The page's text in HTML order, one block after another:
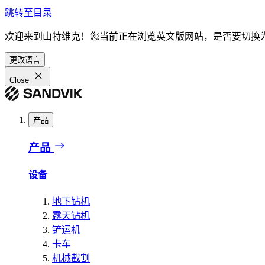
跳转至目录
欢迎来到山特维克！您当前正在浏览英文版网站，是否要切换
更改语言
Close
产品
产品
设备
地下钻机
露天钻机
铲运机
卡车
机械截割